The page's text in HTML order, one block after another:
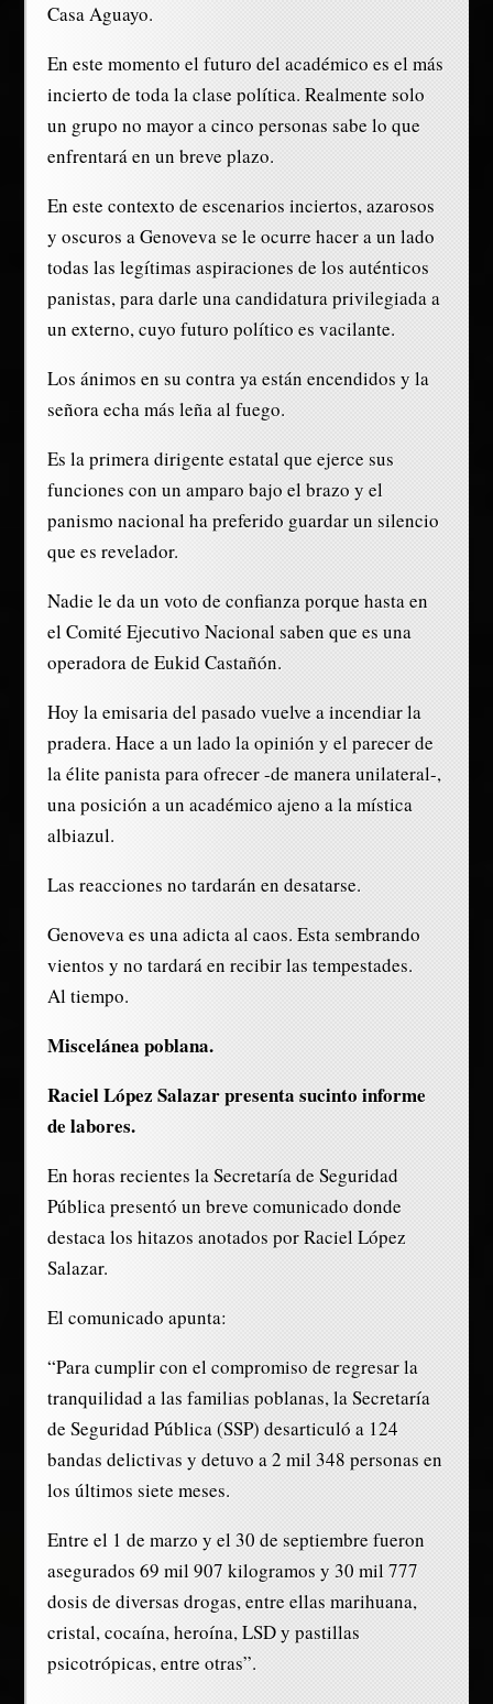
Casa Aguayo.
En este momento el futuro del académico es el más
incierto de toda la clase política. Realmente solo
un grupo no mayor a cinco personas sabe lo que
enfrentará en un breve plazo.
En este contexto de escenarios inciertos, azarosos
y oscuros a Genoveva se le ocurre hacer a un lado
todas las legítimas aspiraciones de los auténticos
panistas, para darle una candidatura privilegiada a
un externo, cuyo futuro político es vacilante.
Los ánimos en su contra ya están encendidos y la
señora echa más leña al fuego.
Es la primera dirigente estatal que ejerce sus
funciones con un amparo bajo el brazo y el
panismo nacional ha preferido guardar un silencio
que es revelador.
Nadie le da un voto de confianza porque hasta en
el Comité Ejecutivo Nacional saben que es una
operadora de Eukid Castañón.
Hoy la emisaria del pasado vuelve a incendiar la
pradera. Hace a un lado la opinión y el parecer de
la élite panista para ofrecer -de manera unilateral-,
una posición a un académico ajeno a la mística
albiazul.
Las reacciones no tardarán en desatarse.
Genoveva es una adicta al caos. Esta sembrando
vientos y no tardará en recibir las tempestades.
Al tiempo.
Miscelánea poblana.
Raciel López Salazar presenta sucinto informe
de labores.
En horas recientes la Secretaría de Seguridad
Pública presentó un breve comunicado donde
destaca los hitazos anotados por Raciel López
Salazar.
El comunicado apunta:
“Para cumplir con el compromiso de regresar la
tranquilidad a las familias poblanas, la Secretaría
de Seguridad Pública (SSP) desarticuló a 124
bandas delictivas y detuvo a 2 mil 348 personas en
los últimos siete meses.
Entre el 1 de marzo y el 30 de septiembre fueron
asegurados 69 mil 907 kilogramos y 30 mil 777
dosis de diversas drogas, entre ellas marihuana,
cristal, cocaína, heroína, LSD y pastillas
psicotrópicas, entre otras”.